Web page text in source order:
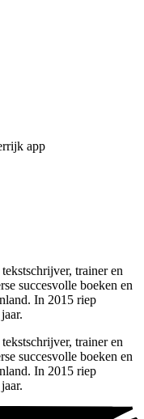
app
trainer en
succesvolle boeken en
In 2015 riep
trainer en
succesvolle boeken en
In 2015 riep